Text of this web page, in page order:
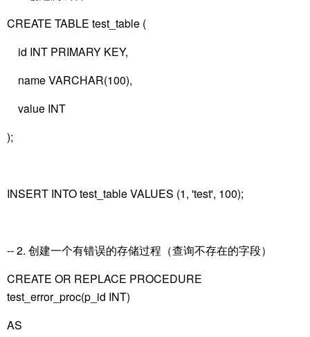
CREATE TABLE test_table (
id INT PRIMARY KEY,
name VARCHAR(100),
value INT
);
INSERT INTO test_table VALUES (1, 'test', 100);
-- 2. 创建一个有错误的存储过程（查询不存在的字段）
CREATE OR REPLACE PROCEDURE
test_error_proc(p_id INT)
AS